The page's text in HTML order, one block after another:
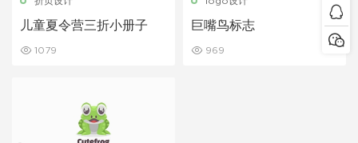
儿童夏令营三折小册子
1079
巨嘴鸟标志
969